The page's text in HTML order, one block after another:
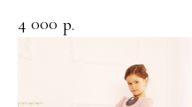
4 000 р.